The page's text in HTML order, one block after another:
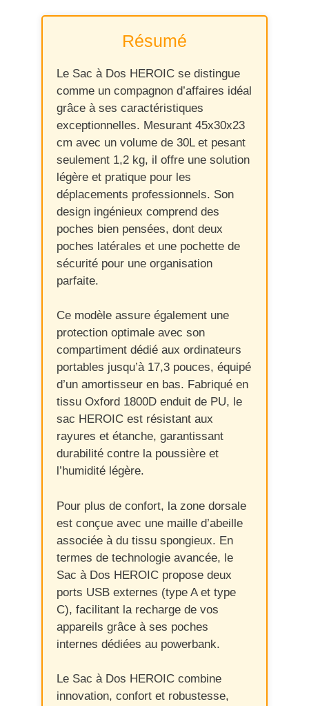
Résumé
Le Sac à Dos HEROIC se distingue
comme un compagnon d’affaires idéal
grâce à ses caractéristiques
exceptionnelles. Mesurant 45x30x23
cm avec un volume de 30L et pesant
seulement 1,2 kg, il offre une solution
légère et pratique pour les
déplacements professionnels. Son
design ingénieux comprend des
poches bien pensées, dont deux
poches latérales et une pochette de
sécurité pour une organisation
parfaite.
Ce modèle assure également une
protection optimale avec son
compartiment dédié aux ordinateurs
portables jusqu’à 17,3 pouces, équipé
d’un amortisseur en bas. Fabriqué en
tissu Oxford 1800D enduit de PU, le
sac HEROIC est résistant aux
rayures et étanche, garantissant
durabilité contre la poussière et
l’humidité légère.
Pour plus de confort, la zone dorsale
est conçue avec une maille d’abeille
associée à du tissu spongieux. En
termes de technologie avancée, le
Sac à Dos HEROIC propose deux
ports USB externes (type A et type
C), facilitant la recharge de vos
appareils grâce à ses poches
internes dédiées au powerbank.
Le Sac à Dos HEROIC combine
innovation, confort et robustesse,